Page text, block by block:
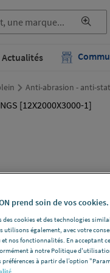
Actualités
Anti-abrasion - anti-
prend soin de vos cookies.
des cookies et des technologies
utilisons également, avec votre
nos fonctionnalités. En acceptant
à notre Politique
à partir de l’option